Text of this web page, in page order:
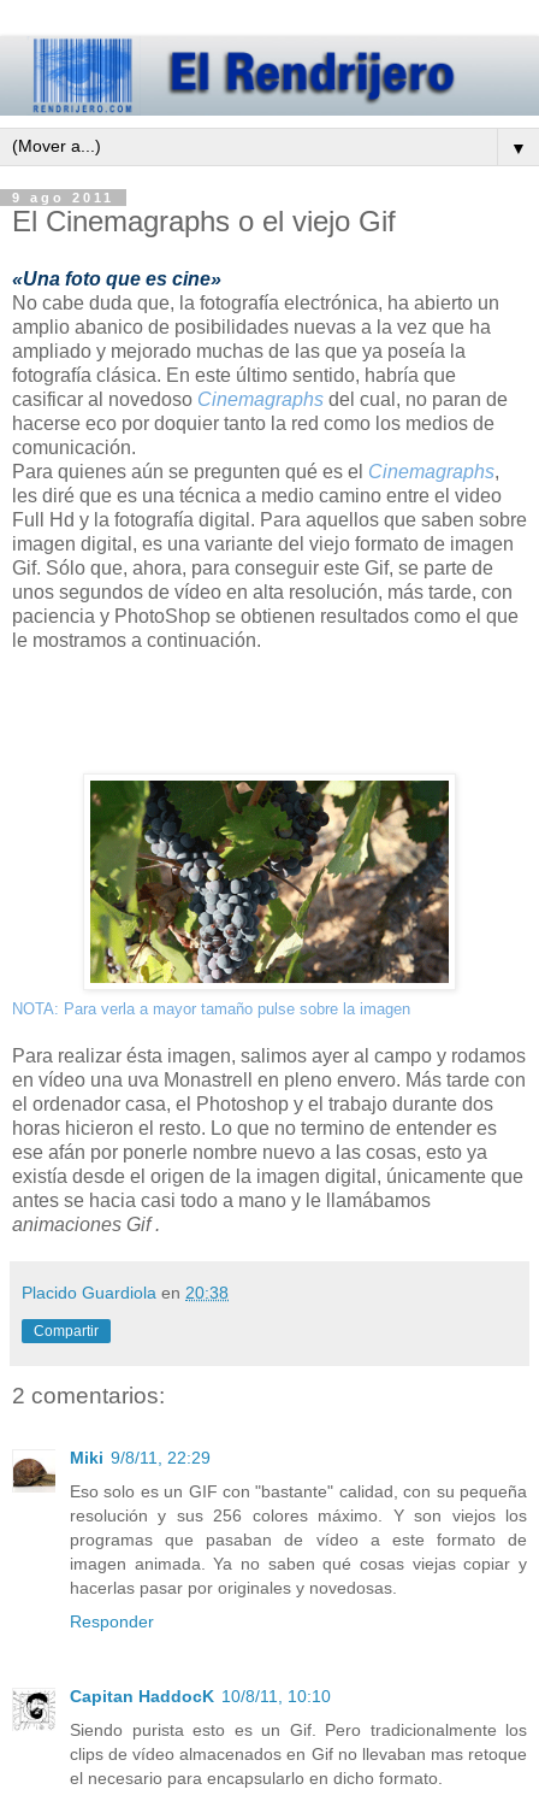
▼
9 ago 2011
El Cinemagraphs o el viejo Gif
«Una foto que es cine»
No cabe duda que, la fotografía electrónica, ha abierto un
amplio abanico de posibilidades nuevas a la vez que ha
ampliado y mejorado muchas de las que ya poseía la
fotografía clásica. En este último sentido, habría que
casificar al novedoso Cinemagraphs del cual, no paran de
hacerse eco por doquier tanto la red como los medios de
comunicación.
Para quienes aún se pregunten qué es el Cinemagraphs,
les diré que es una técnica a medio camino entre el video
Full Hd y la fotografía digital. Para aquellos que saben sobre
imagen digital, es una variante del viejo formato de imagen
Gif. Sólo que, ahora, para conseguir este Gif, se parte de
unos segundos de vídeo en alta resolución, más tarde, con
paciencia y PhotoShop se obtienen resultados como el que
le mostramos a continuación.
NOTA: Para verla a mayor tamaño pulse sobre la imagen
Para realizar ésta imagen, salimos ayer al campo y rodamos
en vídeo una uva Monastrell en pleno envero. Más tarde con
el ordenador casa, el Photoshop y el trabajo durante dos
horas hicieron el resto. Lo que no termino de entender es
ese afán por ponerle nombre nuevo a las cosas, esto ya
existía desde el origen de la imagen digital, únicamente que
antes se hacia casi todo a mano y le llamábamos
animaciones Gif .
Placido Guardiola en 20:38
Compartir
2 comentarios:
Miki 9/8/11, 22:29
Eso solo es un GIF con "bastante" calidad, con su pequeña
resolución y sus 256 colores máximo. Y son viejos los
programas que pasaban de vídeo a este formato de
imagen animada. Ya no saben qué cosas viejas copiar y
hacerlas pasar por originales y novedosas.
Responder
Capitan HaddocK 10/8/11, 10:10
Siendo purista esto es un Gif. Pero tradicionalmente los
clips de vídeo almacenados en Gif no llevaban mas retoque
el necesario para encapsularlo en dicho formato.